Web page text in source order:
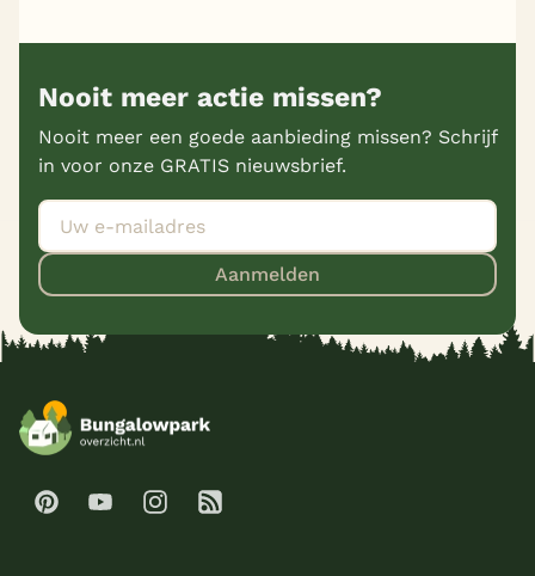
Nooit meer actie missen?
Nooit meer een goede aanbieding missen? Schrijf
in voor onze GRATIS nieuwsbrief.
Aanmelden